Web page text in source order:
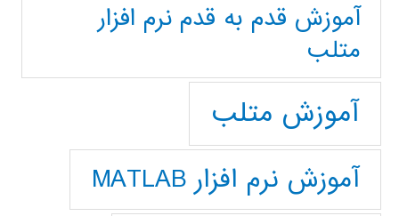
آموزش قدم به قدم نرم افزار
متلب
آموزش متلب
آموزش نرم افزار MATLAB